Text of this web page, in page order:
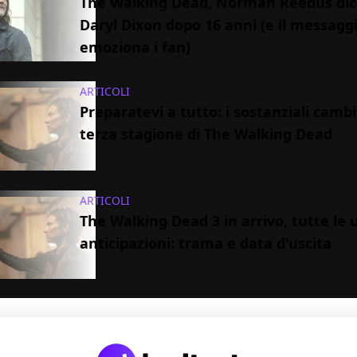
Daryl Dixon dopo 16 anni (e il messaggio
emoziona i fan)
ARTICOLI
Preparatevi a tutto: i sostanziali cambi
terza stagione di The Walking Dead
ARTICOLI
The Walking Dead 3 in arrivo, tutte le
anticipazioni: trama e data d'uscita